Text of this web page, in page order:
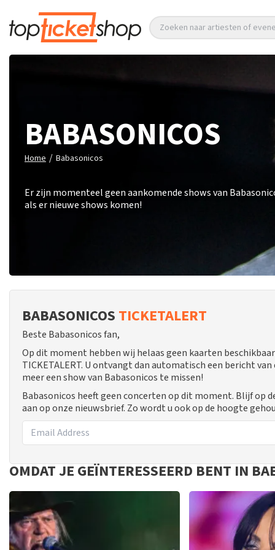
Zoeken naar artiesten of
BABASONICOS
Home / Babasonicos
Er zijn momenteel geen aankomende shows van
als er nieuwe shows komen!
BABASONICOS TICKETALERT
Beste Babasonicos fan,
Op dit moment hebben wij helaas geen kaarten
TICKETALERT. U ontvangt dan automatisch een bericht
meer een show van Babasonicos te missen!
Babasonicos heeft geen concerten op dit moment. Blijf op
aan op onze nieuwsbrief. Zo wordt u ook op de hoogte
OMDAT JE GEÏNTERESSEERD BENT IN